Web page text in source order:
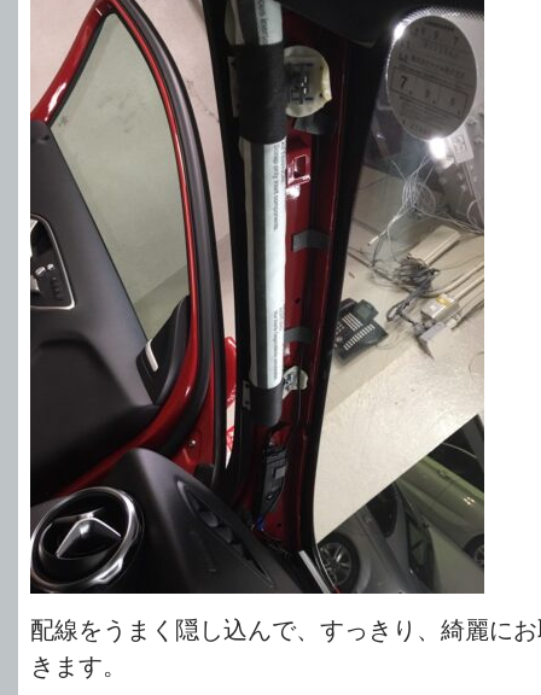
配線をうまく隠し込んで、すっきり、綺麗に
きます。